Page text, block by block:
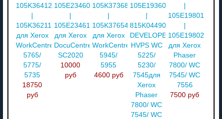
105K36412
|
105K36211
для Xerox
WorkCentre
5765/
5775/
5735
18750
руб
105E23460
|
105E23461
для Xerox
DocuCentre
SC2020
10000
руб
105K37368
|
105K37654
для Xerox
WorkCentre
5945/
5955
4600 руб
105E19360
|
815K04490
DEVELOPER
HVPS WC
5225/
5230/
7545для
Xerox
Phaser
7800/ WC
7545/ WC
|
105E19801
|
105E19802
для Xerox
Phaser
7800/ WC
7545/ WC
7556
7500 руб